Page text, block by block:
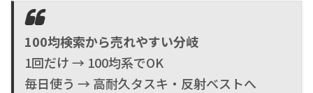
100均検索から売れやすい分岐
1回だけ → 100均系でOK
毎日使う → 高耐久タスキ・反射ベストへ